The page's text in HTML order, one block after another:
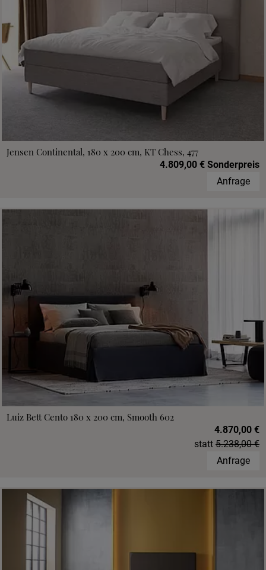
Jensen Continental, 180 x 200 cm, KT Chess, 477
4.809,00 € Sonderpreis
Anfrage
Luiz Bett Cento 180 x 200 cm, Smooth 602
4.870,00 €
statt 5.238,00 €
Anfrage